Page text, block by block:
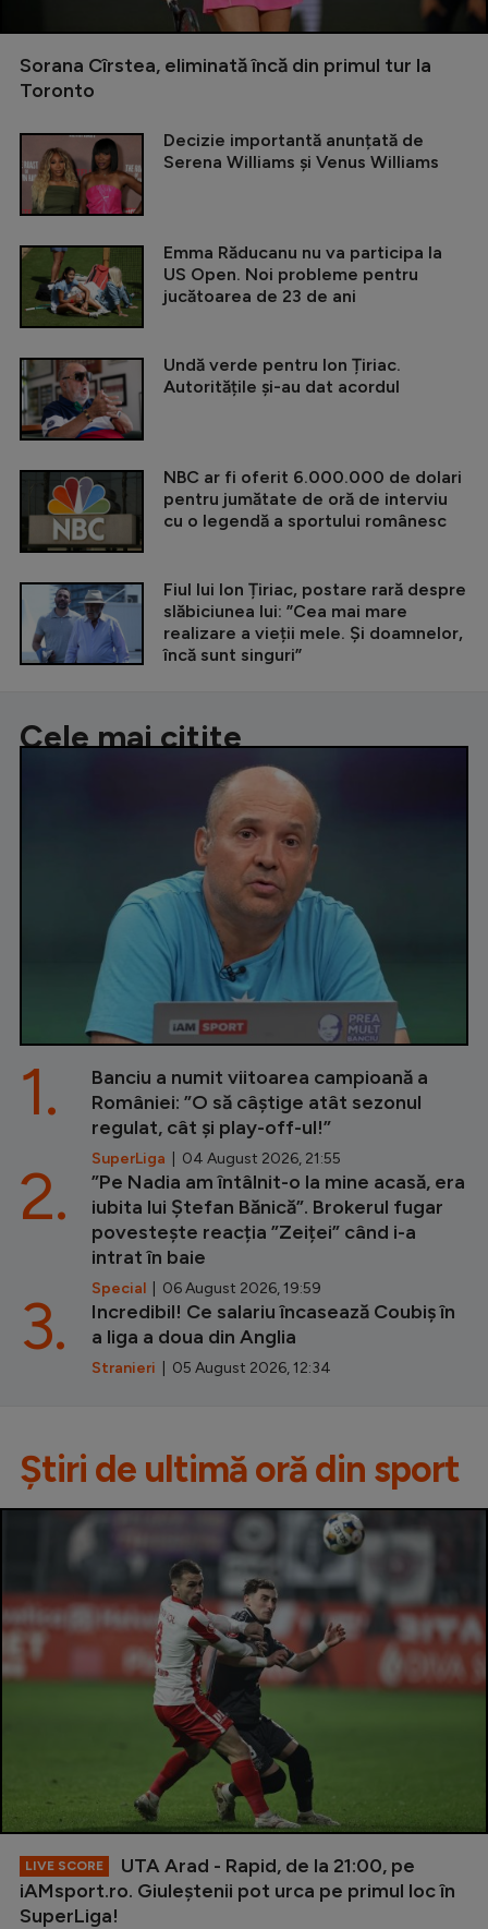
Sorana Cîrstea, eliminată încă din primul tur la
Toronto
Decizie importantă anunțată de
Serena Williams și Venus Williams
Emma Răducanu nu va participa la
US Open. Noi probleme pentru
jucătoarea de 23 de ani
Undă verde pentru Ion Țiriac.
Autoritățile și-au dat acordul
NBC ar fi oferit 6.000.000 de dolari
pentru jumătate de oră de interviu
cu o legendă a sportului românesc
Fiul lui Ion Țiriac, postare rară despre
slăbiciunea lui: ”Cea mai mare
realizare a vieții mele. Și doamnelor,
încă sunt singuri”
Cele mai citite
Banciu a numit viitoarea campioană a
României: ”O să câștige atât sezonul
regulat, cât și play-off-ul!”
SuperLiga | 04 August 2026, 21:55
1.
”Pe Nadia am întâlnit-o la mine acasă, era
iubita lui Ștefan Bănică”. Brokerul fugar
povestește reacția ”Zeiței” când i-a
intrat în baie
Special | 06 August 2026, 19:59
2.
Incredibil! Ce salariu încasează Coubiș în
a liga a doua din Anglia
Stranieri | 05 August 2026, 12:34
3.
Știri de ultimă oră din sport
LIVE SCORE
UTA Arad - Rapid, de la 21:00, pe
iAMsport.ro. Giuleștenii pot urca pe primul loc în
SuperLiga!